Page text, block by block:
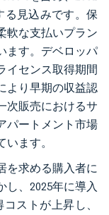
る見込みです。保
軟な支払いプラン
ます。デベロッパ
イセンス取得期間
より早期の収益認
次販売におけるサ
パートメント市場
ます。
を求める購入者に
し、2025年に導入
ストが上昇し、